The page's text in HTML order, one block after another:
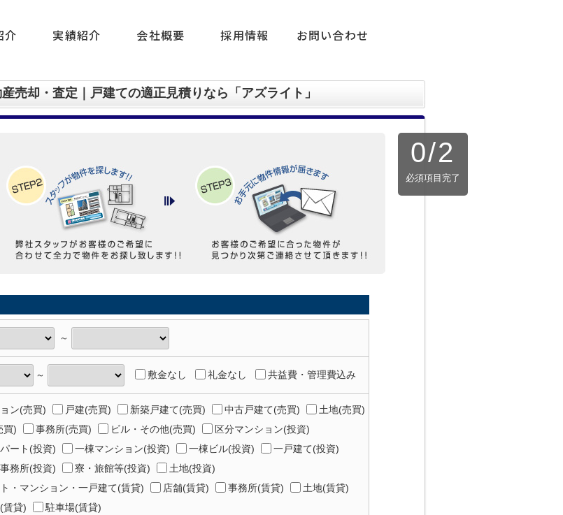
介 実績紹介 会社概要 採用情報 お問い合わせ
売却・査定｜戸建ての適正見積りなら「アズライト」
0/2
必須項目完了
～
～ 敷金なし 礼金なし 共益費・管理費込み
ン(売買) 戸建(売買) 新築戸建て(売買) 中古戸建て(売買)
土地(売買)
買)
事務所(売買) ビル・その他(売買)
区分マンション(投資)
ート(投資)
一棟マンション(投資) 一棟ビル(投資)
一戸建て(投資)
務所(投資)
寮・旅館等(投資)
土地(投資)
・マンション・一戸建て(賃貸)
店舗(賃貸) 事務所(賃貸)
土地(賃貸)
賃貸)
駐車場(賃貸)